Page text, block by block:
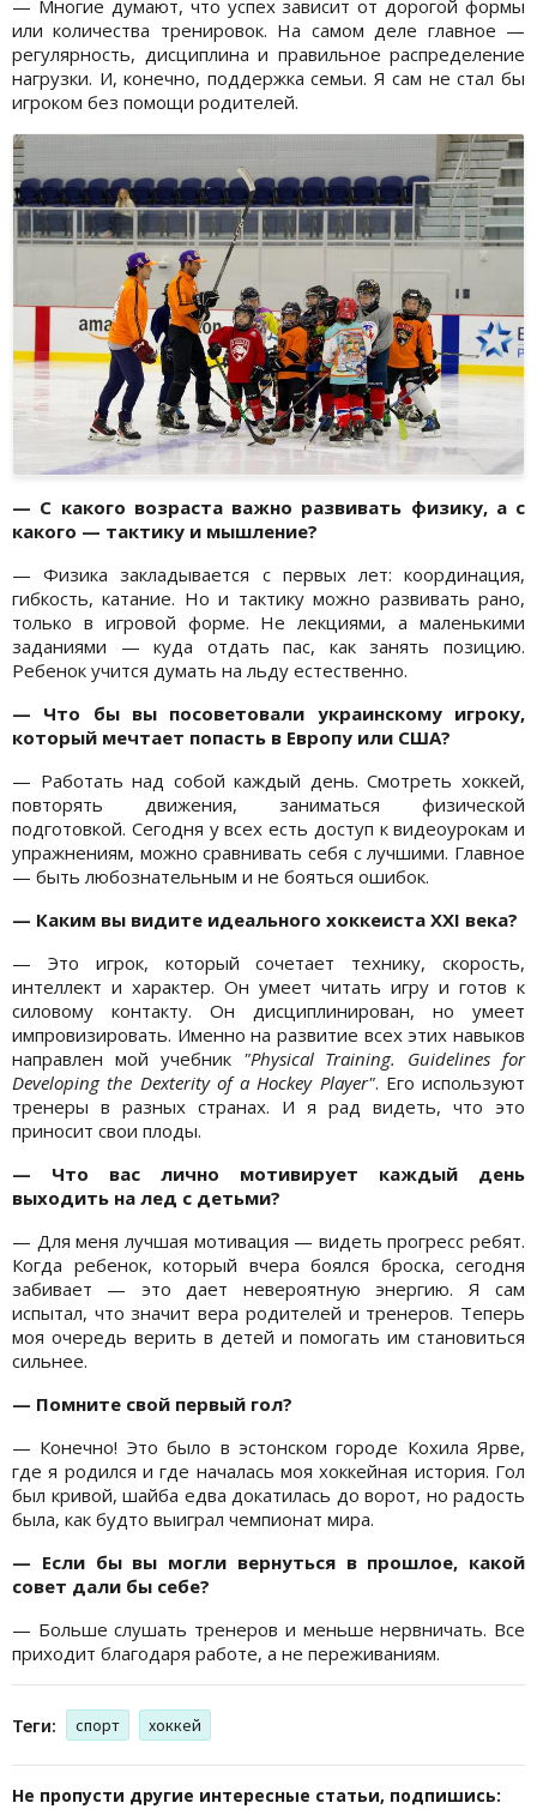
— Многие думают, что успех зависит от дорогой формы
или количества тренировок. На самом деле главное —
регулярность, дисциплина и правильное распределение
нагрузки. И, конечно, поддержка семьи. Я сам не стал бы
игроком без помощи родителей.
— С какого возраста важно развивать физику, а с
какого — тактику и мышление?
— Физика закладывается с первых лет: координация,
гибкость, катание. Но и тактику можно развивать рано,
только в игровой форме. Не лекциями, а маленькими
заданиями — куда отдать пас, как занять позицию.
Ребенок учится думать на льду естественно.
— Что бы вы посоветовали украинскому игроку,
который мечтает попасть в Европу или США?
— Работать над собой каждый день. Смотреть хоккей,
повторять движения, заниматься физической
подготовкой. Сегодня у всех есть доступ к видеоурокам и
упражнениям, можно сравнивать себя с лучшими. Главное
— быть любознательным и не бояться ошибок.
— Каким вы видите идеального хоккеиста XXI века?
— Это игрок, который сочетает технику, скорость,
интеллект и характер. Он умеет читать игру и готов к
силовому контакту. Он дисциплинирован, но умеет
импровизировать. Именно на развитие всех этих навыков
направлен мой учебник "Physical Training. Guidelines for
Developing the Dexterity of a Hockey Player". Его используют
тренеры в разных странах. И я рад видеть, что это
приносит свои плоды.
— Что вас лично мотивирует каждый день
выходить на лед с детьми?
— Для меня лучшая мотивация — видеть прогресс ребят.
Когда ребенок, который вчера боялся броска, сегодня
забивает — это дает невероятную энергию. Я сам
испытал, что значит вера родителей и тренеров. Теперь
моя очередь верить в детей и помогать им становиться
сильнее.
— Помните свой первый гол?
— Конечно! Это было в эстонском городе Кохила Ярве,
где я родился и где началась моя хоккейная история. Гол
был кривой, шайба едва докатилась до ворот, но радость
была, как будто выиграл чемпионат мира.
— Если бы вы могли вернуться в прошлое, какой
совет дали бы себе?
— Больше слушать тренеров и меньше нервничать. Все
приходит благодаря работе, а не переживаниям.
Теги: спорт хоккей
Не пропусти другие интересные статьи, подпишись: